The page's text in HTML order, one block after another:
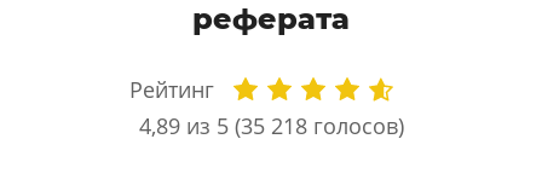
реферата
Рейтинг
4,89 из 5 (35 218голосов)